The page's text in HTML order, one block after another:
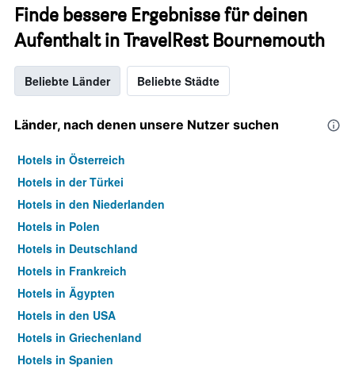
Finde bessere Ergebnisse für deinen
Aufenthalt in TravelRest Bournemouth
Beliebte Länder Beliebte Städte
Länder, nach denen unsere Nutzer suchen
Hotels in Österreich
Hotels in der Türkei
Hotels in den Niederlanden
Hotels in Polen
Hotels in Deutschland
Hotels in Frankreich
Hotels in Ägypten
Hotels in den USA
Hotels in Griechenland
Hotels in Spanien